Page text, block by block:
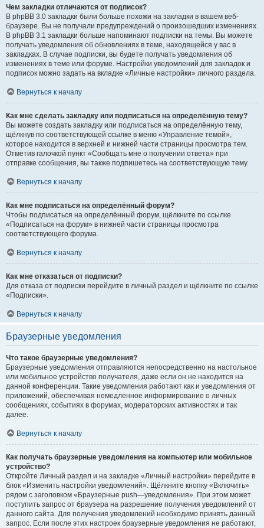
Чем закладки отличаются от подписок?
В phpBB 3.0 закладки были больше похожи на закладки в вашем веб-
браузере. Вы не получали предупреждений о произошедших изменениях.
В phpBB 3.1 закладки больше напоминают подписки на темы. Вы можете
получать уведомления об обновлениях в теме, находящейся у вас в
закладках. В случае подписки, вы будете получать уведомления об
изменениях в теме или форуме. Настройки уведомлений для закладок и
подписок можно задать на вкладке «Личные настройки» личного раздела.
Вернуться к началу
Как мне сделать закладку или подписаться на определённую тему?
Вы можете создать закладку или подписаться на определённую тему,
щёлкнув по соответствующей ссылке в меню «Управление темой»,
которое находится в верхней и нижней части страницы просмотра тем.
Отметив галочкой пункт «Сообщать мне о получении ответа» при
отправке сообщения, вы также подпишетесь на соответствующую тему.
Вернуться к началу
Как мне подписаться на определённый форум?
Чтобы подписаться на определённый форум, щёлкните по ссылке
«Подписаться на форум» в нижней части страницы просмотра
соответствующего форума.
Вернуться к началу
Как мне отказаться от подписки?
Для отказа от подписки перейдите в личный раздел и щёлкните по ссылке
«Подписки».
Вернуться к началу
Браузерные уведомления
Что такое браузерные уведомления?
Браузерные уведомления отправляются непосредственно на настольное
или мобильное устройство получателя, даже если он не находится на
данной конференции. Такие уведомления работают как и уведомления от
приложений, обеспечивая немедленное информирование о личных
сообщениях, событиях в форумах, модераторских активностях и так
далее.
Вернуться к началу
Как получать браузерные уведомления на компьютер или мобильное
устройство?
Откройте Личный раздел и на закладке «Личный настройки» перейдите в
блок «Изменить настройки уведомлений». Щёлкните кнопку «Включить»
рядом с заголовком «Браузерные push—уведомления». При этом может
поступить запрос от браузера на разрешение получения уведомлений от
данного сайта. Для получения уведомлений необходимо принять данный
запрос. Если после этих настроек браузерные уведомления не работают,